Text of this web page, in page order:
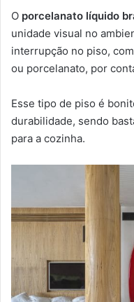
O porcelanato líquido
unidade visual no
interrupção no piso,
ou porcelanato, por
Esse tipo de piso é
durabilidade, sendo
para a cozinha.